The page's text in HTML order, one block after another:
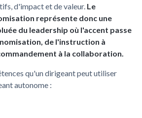
d'impact et de valeur. Le
représente donc une
du leadership où l'accent passe
de l'instruction à
à la collaboration.
qu'un dirigeant peut utiliser
autonome :